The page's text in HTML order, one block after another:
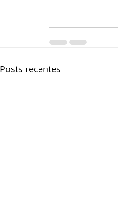
Posts recentes